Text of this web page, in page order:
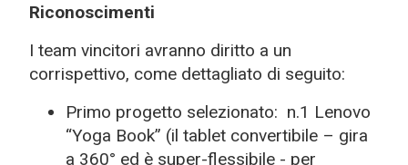
Riconoscimenti
I team vincitori avranno diritto a un
corrispettivo, come dettagliato di seguito:
Primo progetto selezionato: n.1 Lenovo
“Yoga Book” (il tablet convertibile – gira
a 360° ed è super-flessibile - per